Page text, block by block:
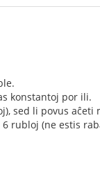
konstantoj por ili.
sed li povus
rubloj (ne estis